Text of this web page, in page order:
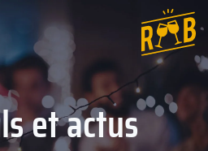
et actus